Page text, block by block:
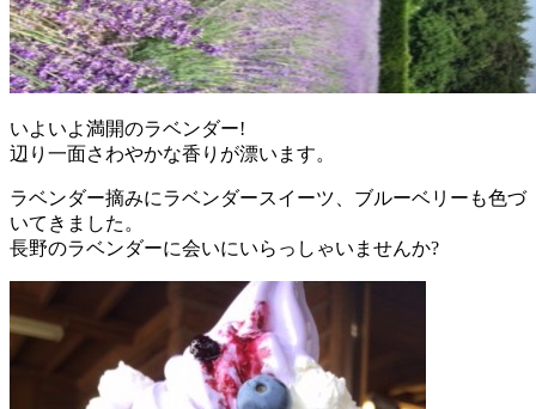
いよいよ満開のラベンダー!
辺り一面さわやかな香りが漂います。
ラベンダー摘みにラベンダースイーツ、ブルーベリーも色づ
いてきました。
長野のラベンダーに会いにいらっしゃいませんか?